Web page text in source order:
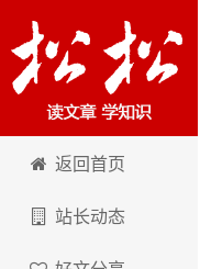
卢松松博客
返回首页
站长动态